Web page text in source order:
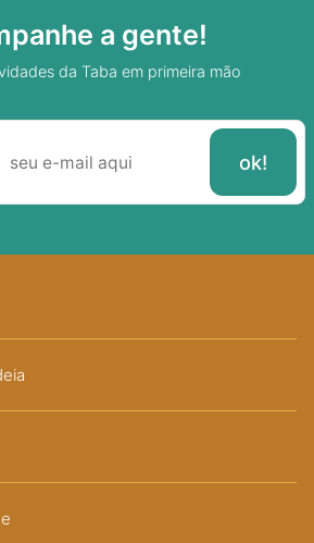
a gente!
da Taba em primeira mão